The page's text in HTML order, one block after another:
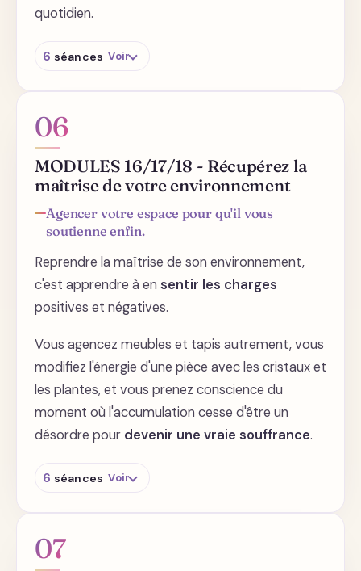
quotidien.
6 séances Voir
Comment organiser efficacement votre
cuisine ?
Que faire avec l'énergie des autres sous son
toit ?
Faites une incursion dans votre inconscient
Pharmacie et salle de bain, comment
Les dessous du désencombrement
La couleur de vos murs booste ou mine
votre énergie
06
MODULES 16/17/18 - Récupérez la
maîtrise de votre environnement
Agencer votre espace pour qu'il vous
soutienne enfin.
Reprendre la maîtrise de son environnement,
c'est apprendre à en sentir les charges
positives et négatives.
Vous agencez meubles et tapis autrement, vous
modifiez l'énergie d'une pièce avec les cristaux et
les plantes, et vous prenez conscience du
moment où l'accumulation cesse d'être un
désordre pour devenir une vraie souffrance.
6 séances Voir
Sachez détecter les charges positives et
Meubles et tapis, comment les agencer ?
07